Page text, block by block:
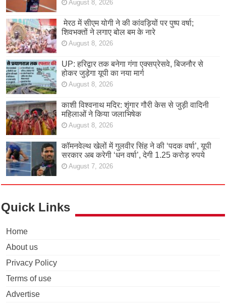
August 8, 2026
मेरठ में सीएम योगी ने की कांवड़ियों पर पुष्प वर्षा;
शिवभक्तों ने लगाए बोल बम के नारे
August 8, 2026
UP: हरिद्वार तक बनेगा गंगा एक्सप्रेसवे, बिजनौर से
होकर जुड़ेगा यूपी का नया मार्ग
August 8, 2026
काशी विश्वनाथ मदिर: शृंगार गौरी केस से जुड़ी वादिनी
महिलाओं ने किया जलाभिषेक
August 8, 2026
कॉमनवेल्थ खेलों में गुलवीर सिंह ने की ‘पदक वर्षा’, यूपी
सरकार अब करेगी ‘धन वर्षा’, देगी 1.25 करोड़ रुपये
August 7, 2026
Quick Links
Home
About us
Privacy Policy
Terms of use
Advertise